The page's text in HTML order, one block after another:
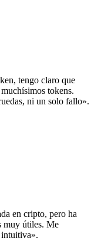
tengo claro que
tokens.
ni un solo fallo».
en cripto, pero ha
muy útiles. Me
intuitiva».